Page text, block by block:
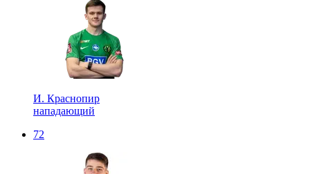
И. Краснопир
нападающий
72